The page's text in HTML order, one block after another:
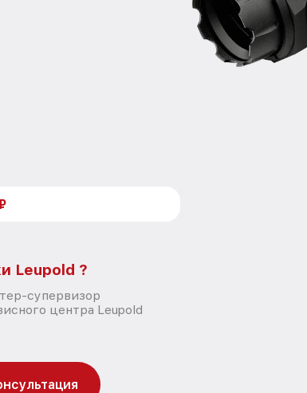
Leupold ?
супервизор
центра Leupold